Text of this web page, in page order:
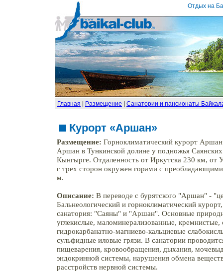
Отдых на
Главная Размещение Санатории и пансионаты
Курорт «Аршан»
Размещение: Горноклиматический курорт
Аршан в Тункинской долине у подножья
Кынгырге. Отдаленность от Иркутска 230 км, от
с трех сторон окружен горами с
м.
Описание: В переводе с бурятского "Аршан" -
Бальнеологический и горноклиматический
санатория: "Саяны" и "Аршан". Основные
углекислые, маломинерализованные, кремнистые,
гидрокарбанатно-магниево-кальциевые
сульфидные иловые грязи. В санатории
пищеварения, кровообращения, дыхания,
эндокринной системы, нарушения обмена
расстройств нервной системы.